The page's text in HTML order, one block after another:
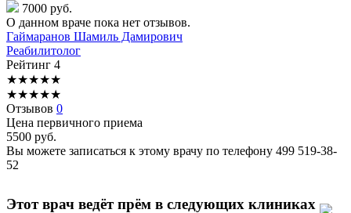
7000 руб.
О данном враче пока нет отзывов.
Гаймаранов Шамиль Дамирович
Реабилитолог
Рейтинг 4
★★★★★
★★★★★
Отзывов 0
Цена первичного приема
5500 руб.
Вы можете записаться к этому врачу по телефону 499 519-38-
52
Этот врач ведёт прём в следующих клиниках